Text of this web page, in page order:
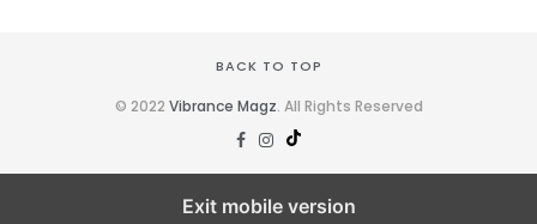
BACK TO TOP
© 2022 Vibrance Magz. All Rights Reserved
Exit mobile version